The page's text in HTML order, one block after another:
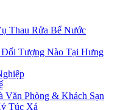
Thau Rửa Bể Nước
Tượng Nào Tại Hưng
Văn Phòng & Khách Sạn
Túc Xá